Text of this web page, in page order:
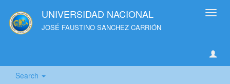
UNIVERSIDAD NACIONAL
JOSÉ FAUSTINO SANCHEZ CARRIÓN
Search